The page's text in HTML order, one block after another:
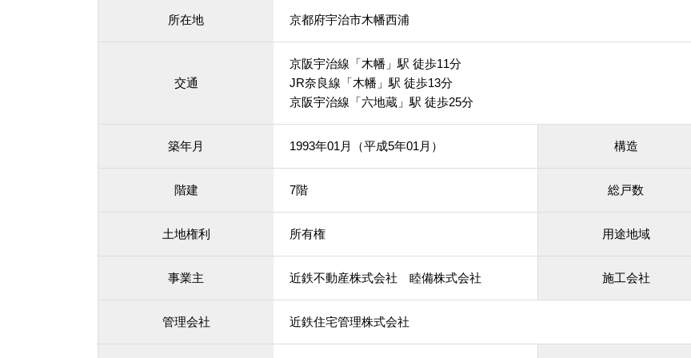
所在地 京都府宇治市木幡西浦
交通
京阪宇治線「木幡」駅 徒歩11分
JR奈良線「木幡」駅 徒歩13分
京阪宇治線「六地蔵」駅 徒歩25分
築年月 1993年01月（平成5年01月） 構造
階建 7階 総戸数
土地権利 所有権 用途地域
事業主 近鉄不動産株式会社 睦備株式会社 施工会社
管理会社 近鉄住宅管理株式会社